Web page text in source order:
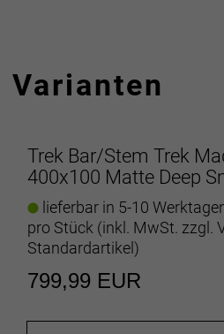
Varianten
Trek Bar/Stem Trek
400x100 Matte Deep
lieferbar in 5-10
pro Stück (inkl. MwSt. zzgl.
Standardartikel)
799,99 EUR